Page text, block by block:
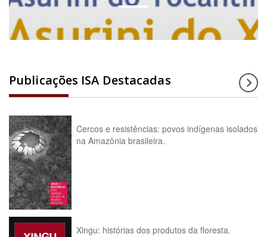
Publicações ISA Destacadas
Cercos e resistências: povos indígenas isolados
na Amazônia brasileira.
Xingu: histórias dos produtos da floresta.